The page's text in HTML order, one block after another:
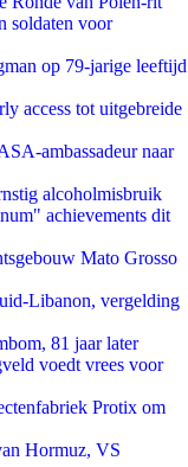
soldaten voor
op 79-jarige leeftijd
access tot uitgebreide
ambassadeur naar
alcoholmisbruik
achievements dit
Mato Grosso
Libanon, vergelding
81 jaar later
voedt vrees voor
Protix om
Hormuz, VS